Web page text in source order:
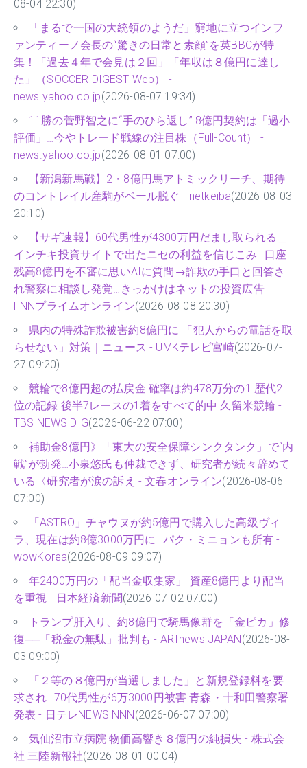
08-04 22:30)
「まるで一国の大統領のようだ」窮地に立つインフ
ァンティーノ会長の“驚きの日常と素顔”を英BBCが特
集！「過去４年で会見は２回」「年収は８億円に達し
た」（SOCCER DIGEST Web） -
news.yahoo.co.jp(2026-08-07 19:34)
11勝の菅野智之に“手のひら返し” 8億円契約は「過小
評価」…今やトレード戦線の注目株（Full-Count） -
news.yahoo.co.jp(2026-08-01 07:00)
【新潟新馬戦】2・8億円馬アトミックリーチ、期待
のコントレイル産駒がベール脱ぐ - netkeiba(2026-08-03
20:10)
【サギ速報】60代男性が4300万円だまし取られる＿
インチキ投資サイトで出たニセの利益を信じこみ…口座
残高8億円を不審に思いAIに質問→詐欺の手口と回答さ
れ警察に相談し発覚…きっかけはネットの投資広告 -
FNNプライムオンライン(2026-08-08 20:30)
県内の特殊詐欺被害約8億円に 「犯人からの電話を取
らせない」対策｜ニュース - UMKテレビ宮崎(2026-07-
27 09:20)
競輪で8億円超の払戻金 確率は約478万分の1 歴代2
位の記録 後半7レースの1着をすべて的中 久留米競輪 -
TBS NEWS DIG(2026-06-22 07:00)
補助金8億円》「東大の安全保障シンクタンク」で“内
戦”が勃発…小泉悠氏も仲裁できず、研究者が続々辞めて
いる〈研究者が涙の訴え - 文春オンライン(2026-08-06
07:00)
「ASTRO」チャウヌが約5億円で購入した高級ヴィ
ラ、現在は約8億3000万円に…パク・ミニョンも所有 -
wowKorea(2026-08-09 09:07)
年2400万円の「配当金収集家」 資産8億円より配当
を重視 - 日本経済新聞(2026-07-02 07:00)
トランプ肝入り、約8億円で騎馬像群を「金ピカ」修
復──「税金の無駄」批判も - ARTnews JAPAN (2026-08-
03 09:00)
「２等の８億円が当選しました」と新規登録料を要
求され…70代男性が6万3000円被害 青森・十和田警察署
発表 - 日テレNEWS NNN (2026-06-07 07:00)
気仙沼市立病院 物価高響き８億円の純損失 - 株式会
社 三陸新報社(2026-08-01 00:04)